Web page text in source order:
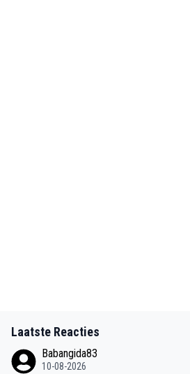
Laatste Reacties
Babangida83
10-08-2026